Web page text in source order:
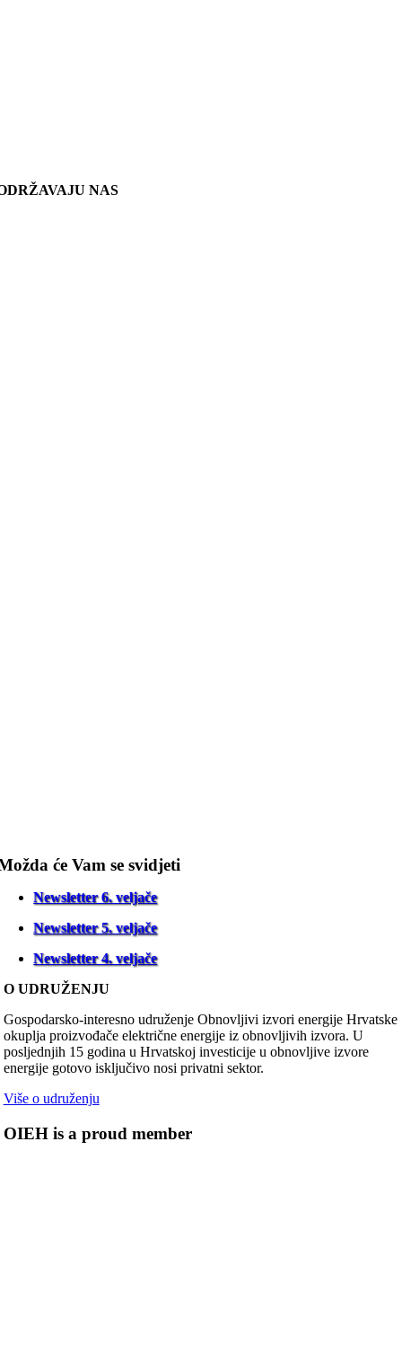
NAS
će Vam se svidjeti
Newsletter 6. veljače
Newsletter 5. veljače
Newsletter 4. veljače
O UDRUŽENJU
Gospodarsko-interesno udruženje Obnovljivi izvori energije Hrvatske
okuplja proizvođače električne energije iz obnovljivih izvora. U
posljednjih 15 godina u Hrvatskoj investicije u obnovljive izvore
energije gotovo isključivo nosi privatni sektor.
Više o udruženju
OIEH is a proud member